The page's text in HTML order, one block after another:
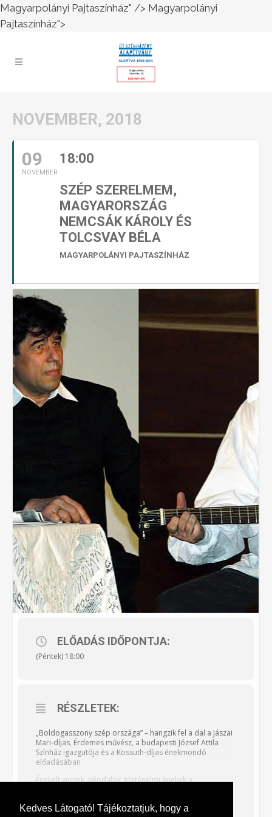
Kedves Látogató! Tájékoztatjuk, hogy a
Magyarpolányi Pajtaszínház" /> Magyarpolányi
Pajtaszínház">
NOVEMBER, 2018
09
NOVEMBER
18:00
SZÉP SZERELMEM,
MAGYARORSZÁG
NEMCSÁK KÁROLY ÉS
TOLCSVAY BÉLA
MAGYARPOLÁNYI PAJTASZÍNHÁZ
ELŐADÁS IDŐPONTJA:
(Péntek) 18:00
RÉSZLETEK:
„Boldogasszony szép országa” – hangzik fel a dal a Jászai
Mari-díjas, Érdemes művész, a budapesti József Attila
Színház igazgatója és a Kossuth-díjas énekmondó
előadásában
Énekelt versek, népdalok, történelmi énekek a
A két neves művész 10 éve rendületlenül járja a Kárpát-